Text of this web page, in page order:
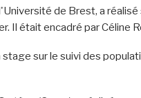
de Brest, a
Il était encadré par Céline
sur le suivi des